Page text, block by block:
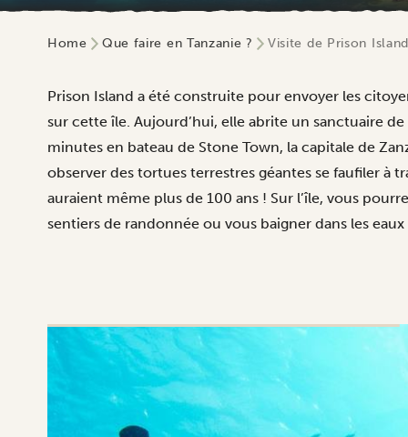
Home Que faire en Tanzanie ? Visite de Prison
Prison Island a été construite pour envoyer les
sur cette île. Aujourd’hui, elle abrite un sanctuaire
minutes en bateau de Stone Town, la capitale de
observer des tortues terrestres géantes se faufiler à
auraient même plus de 100 ans ! Sur l’île, vous
sentiers de randonnée ou vous baigner dans les